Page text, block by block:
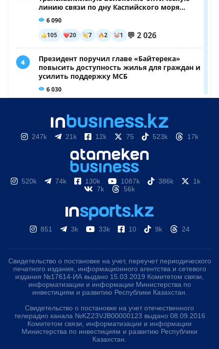
247k 21k 12k 75 523k 17k
520k 74k 130k 1087k 386k
1k
7k
56k
851 3k 33k 10 9k 24
Свидетельство о постановке на учет, переучет периодического
печатного издания, информационного агентства и сетевого
издания №17614-ИА выдано 15.03.2019 Комитетом связи,
информатизации и информации Министерства по
инвестициям и развитию Республики Казахстан.
Свидетельство о постановке на учет отечественного
телерадио канала №KZ23VJB00000123 выдано 08.09.2016
Комитетом связи, информатизации и информации
Министерства по инвестициям и развитию Республики
Казахстан.